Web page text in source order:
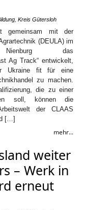
Kreis Gütersloh
gemeinsam mit der
(DEULA) im
Nienburg das
Ag Track“ entwickelt,
Ukraine fit für eine
zu machen.
die zu einer
soll, können die
der CLAAS
[…]
mehr...
weiter
– Werk in
erneut